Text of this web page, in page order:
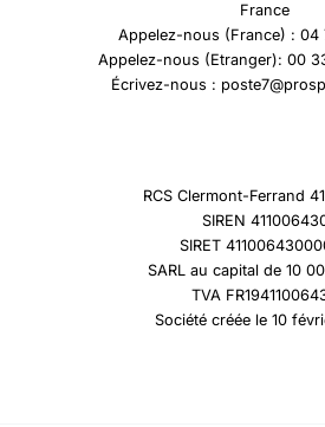
France
Appelez-nous (France) : 04
Appelez-nous (Etranger): 00
Écrivez-nous :
RCS Clermont-Ferrand
SIREN
SIRET
SARL au capital de 10
TVA
Société créée le 10